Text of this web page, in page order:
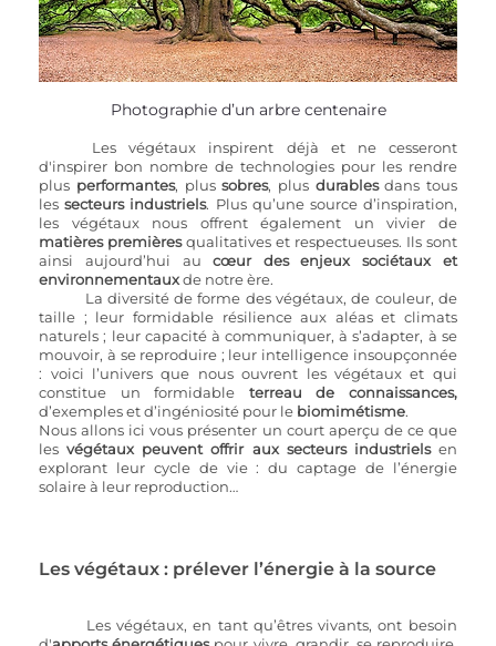
Photographie d’un arbre centenaire
Les végétaux inspirent déjà et ne cesseront
d'inspirer bon nombre de technologies pour les rendre
plus performantes, plus sobres, plus durables dans tous
les secteurs industriels. Plus qu’une source d’inspiration,
les végétaux nous offrent également un vivier de
matières premières qualitatives et respectueuses. Ils sont
ainsi aujourd’hui au cœur des enjeux sociétaux et
environnementaux de notre ère.
taille ; leur formidable résilience aux aléas et climats
naturels ; leur capacité à communiquer, à s’adapter, à se
mouvoir, à se reproduire ; leur intelligence insoupçonnée
: voici l’univers que nous ouvrent les végétaux et qui
constitue un formidable
terreau de connaissances,
d’exemples et d’ingéniosité pour le biomimétisme.
Nous allons ici vous présenter un court aperçu de ce que
les végétaux peuvent offrir aux secteurs industriels en
explorant leur cycle de vie : du captage de l’énergie
solaire à leur reproduction…
Les végétaux : prélever l’énergie à la source
Les végétaux, en tant qu’êtres vivants, ont besoin